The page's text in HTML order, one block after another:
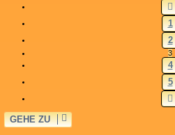
1
2
3
4
5
GEHE ZU